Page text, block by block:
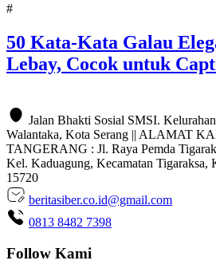
#
50 Kata-Kata Galau
Lebay, Cocok untuk
Jalan Bhakti Sosial SMSI.
Walantaka, Kota Serang || ALAMAT
TANGERANG : Jl. Raya Pemda
Kel. Kaduagung, Kecamatan Tigaraksa,
15720
beritasiber.co.id@gmail.com
0813 8482 7398
Follow Kami